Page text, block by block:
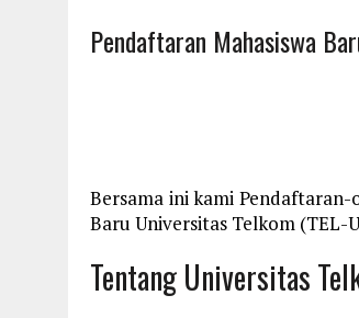
Pendaftaran Mahasiswa
Bersama ini kami
Baru Universitas Telkom (TEL-
Tentang Universitas